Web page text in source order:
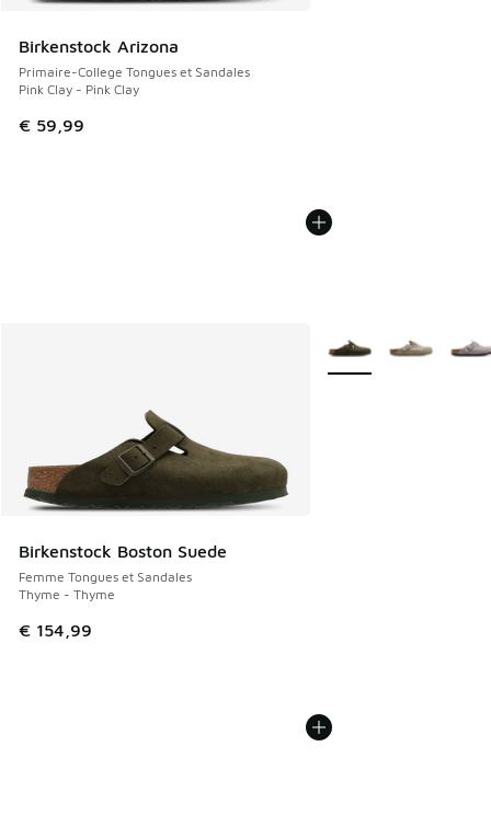
Birkenstock Arizona
Primaire-College Tongues et Sandales
Pink Clay - Pink Clay
€ 59,99
Birkenstock Boston Suede
Femme Tongues et Sandales
Thyme - Thyme
€ 154,99
Plus de couleurs